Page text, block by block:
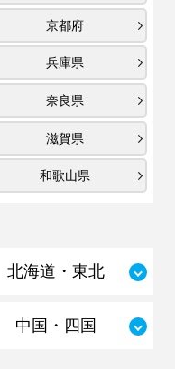
京都府
兵庫県
奈良県
滋賀県
和歌山県
北海道・東北
中国・四国